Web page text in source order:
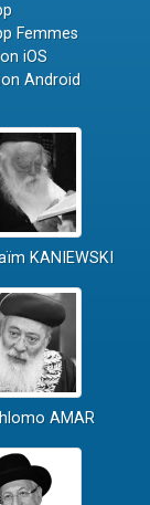
Femmes
iOS
Android
KANIEWSKI
AMAR